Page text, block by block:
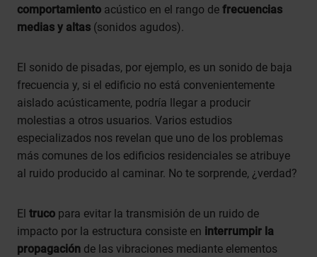
comportamiento acústico en el rango de frecuencias
medias y altas (sonidos agudos).
El sonido de pisadas, por ejemplo, es un sonido de baja
frecuencia y, si el edificio no está convenientemente
aislado acústicamente, podría llegar a producir
molestias a otros usuarios. Varios estudios
especializados nos revelan que uno de los problemas
más comunes de los edificios residenciales se atribuye
al ruido producido al caminar. No te sorprende, ¿verdad?
El truco para evitar la transmisión de un ruido de
impacto por la estructura consiste en interrumpir la
propagación de las vibraciones mediante elementos